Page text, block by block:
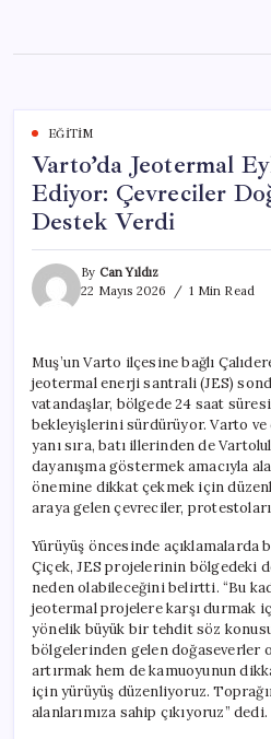
content
EĞITIM
Varto’da Jeotermal
Ediyor: Çevreciler
Destek Verdi
By Can Yıldız
22 Mayıs 2026
1 Min Read
Muş’un Varto ilçesine bağlı
jeotermal enerji santrali (JES)
vatandaşlar, bölgede 24 saat
bekleyişlerini sürdürüyor. Varto
yanı sıra, batı illerinden de
dayanışma göstermek amacıyla
önemine dikkat çekmek için
araya gelen çevreciler,
Yürüyüş öncesinde açıklamalarda
Çiçek, JES projelerinin bölgedeki
neden olabileceğini belirtti. “Bu
jeotermal projelere karşı durmak
yönelik büyük bir tehdit söz
bölgelerinden gelen doğaseverler
artırmak hem de kamuoyunun
için yürüyüş düzenliyoruz.
alanlarımıza sahip çıkıyoruz” dedi.